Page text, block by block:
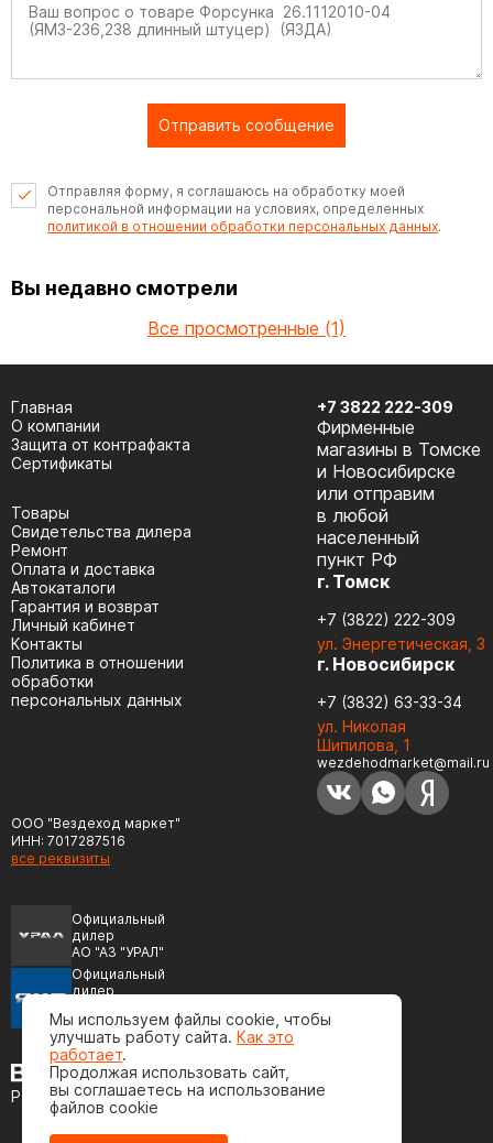
Отправить сообщение
Отправляя форму, я соглашаюсь на обработку моей
персональной информации на условиях, определенных
политикой в отношении обработки персональных данных.
Вы недавно смотрели
Все просмотренные (1)
ООО "Вездеход маркет"
ИНН: 7017287516
все реквизиты
Официальный
дилер
АО "АЗ "УРАЛ"
Официальный
дилер
(ЯМЗ)
Разработка сайта
Главная
О компании
Защита от контрафакта
Сертификаты
Товары
Cвидетельства дилера
Ремонт
Оплата и доставка
Автокаталоги
Гарантия и возврат
Личный кабинет
Контакты
Политика в отношении
обработки
персональных данных
+7 3822 222-309
Фирменные
магазины в Томске
и Новосибирске
или отправим
в любой
населенный
пункт РФ
г. Томск
+7 (3822) 222-309
ул. Энергетическая, 3
г. Новосибирск
+7 (3832) 63-33-34
ул. Николая
Шипилова, 1
wezdehodmarket@mail.ru
Мы используем файлы cookie, чтобы
улучшать работу сайта. Как это
работает.
Продолжая использовать сайт,
вы соглашаетесь на использование
файлов cookie